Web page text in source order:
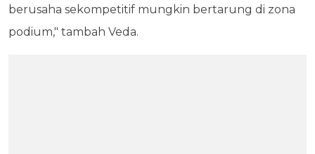
berusaha sekompetitif mungkin bertarung di zona
podium," tambah Veda.